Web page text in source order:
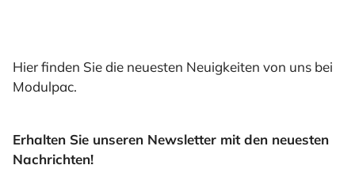
Hier finden Sie die neuesten Neuigkeiten von uns bei
Modulpac.
Erhalten Sie unseren Newsletter mit den neuesten
Nachrichten!